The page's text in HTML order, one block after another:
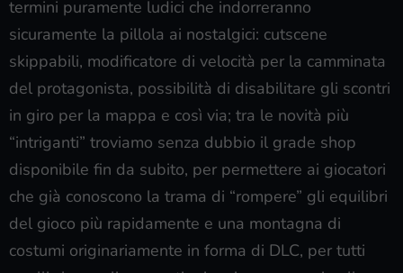
termini puramente ludici che indorreranno
sicuramente la pillola ai nostalgici: cutscene
skippabili, modificatore di velocità per la camminata
del protagonista, possibilità di disabilitare gli scontri
in giro per la mappa e così via; tra le novità più
“intriganti” troviamo senza dubbio il grade shop
disponibile fin da subito, per permettere ai giocatori
che già conoscono la trama di “rompere” gli equilibri
del gioco più rapidamente e una montagna di
costumi originariamente in forma di DLC, per tutti